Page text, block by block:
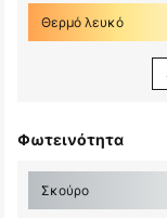
Θερμό λευκό
Φωτεινότητα
Σκούρο